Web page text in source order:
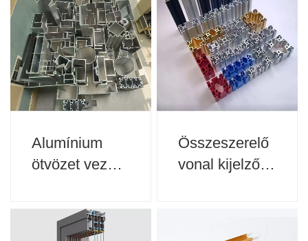
Alumínium
ötvözet vezető
Összeszerelő
vonal kijelző